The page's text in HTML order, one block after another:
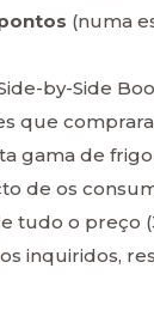
(numa
by-Side
que
gama de
de os
tudo o preço
inquiridos,